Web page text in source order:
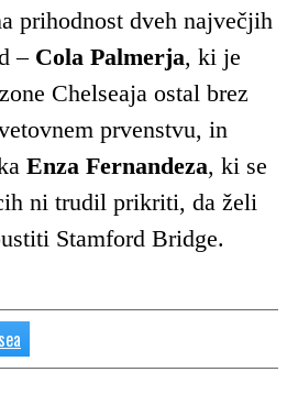
prihodnost dveh največjih
– Cola Palmerja, ki je
Chelseaja ostal brez
prvenstvu, in
Enza Fernandeza, ki se
ni trudil prikriti, da želi
Stamford Bridge.